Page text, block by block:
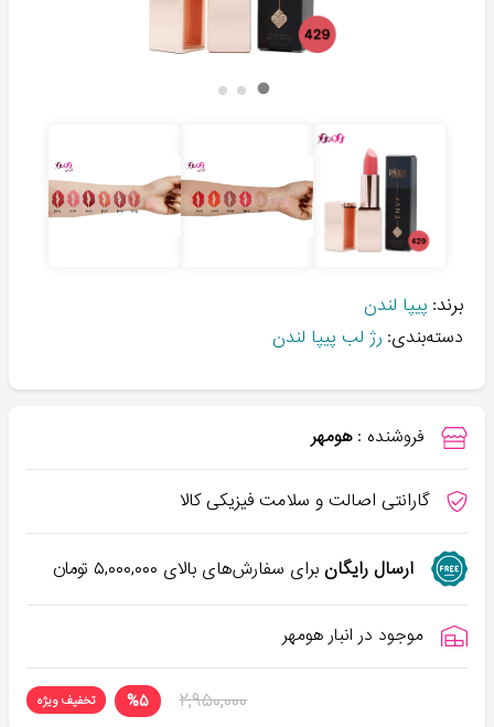
برند: پیپا لندن
دسته‌بندی: رژ لب پیپا لندن
فروشنده : هومهر
گارانتی اصالت و سلامت فیزیکی کالا
ارسال رایگانبرای سفارش‌های بالای ۵,۰۰۰,۰۰۰تومان
موجود در انبار هومهر
۲,۹۵۰,۰۰۰ %۵ تخفیف ویژه